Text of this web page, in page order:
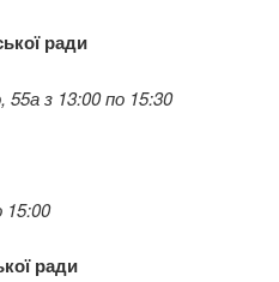
ради
з 13:00 по 15:30
15:00
ради